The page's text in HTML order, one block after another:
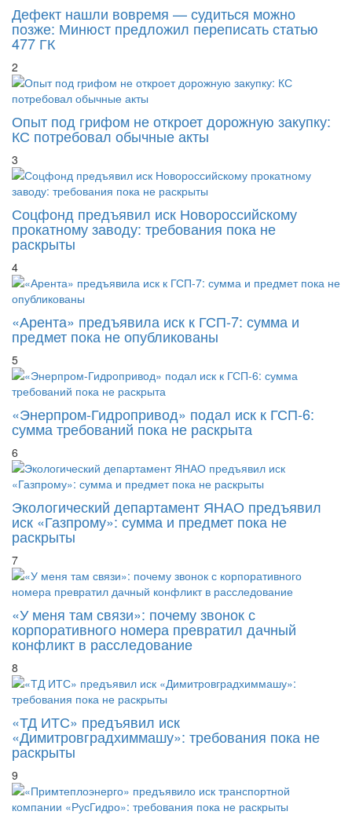
Дефект нашли вовремя — судиться можно
позже: Минюст предложил переписать статью
477 ГК
2
Опыт под грифом не откроет дорожную закупку:
КС потребовал обычные акты
3
Соцфонд предъявил иск Новороссийскому
прокатному заводу: требования пока не
раскрыты
4
«Арента» предъявила иск к ГСП-7: сумма и
предмет пока не опубликованы
5
«Энерпром-Гидропривод» подал иск к ГСП-6:
сумма требований пока не раскрыта
6
Экологический департамент ЯНАО предъявил
иск «Газпрому»: сумма и предмет пока не
раскрыты
7
«У меня там связи»: почему звонок с
корпоративного номера превратил дачный
конфликт в расследование
8
«ТД ИТС» предъявил иск
«Димитровградхиммашу»: требования пока не
раскрыты
9